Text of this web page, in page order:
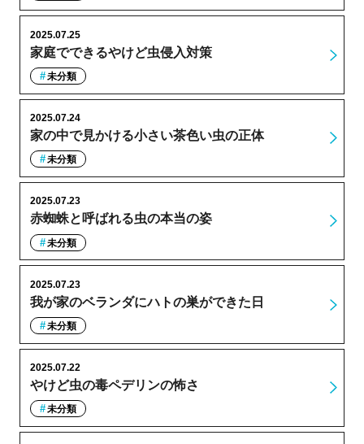
家庭でできるやけど虫侵入対策
2025.07.25
未分類
家の中で見かける小さい茶色い虫の正体
2025.07.24
未分類
赤蜘蛛と呼ばれる虫の本当の姿
2025.07.23
未分類
我が家のベランダにハトの巣ができた日
2025.07.23
未分類
やけど虫の毒ペデリンの怖さ
2025.07.22
未分類